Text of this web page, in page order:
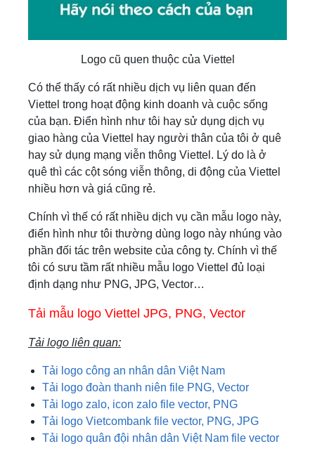
Logo cũ quen thuộc của Viettel
Có thể thấy có rất nhiều dịch vụ liên quan đến
Viettel trong hoạt động kinh doanh và cuộc sống
của bạn. Điển hình như tôi hay sử dụng dịch vụ
giao hàng của Viettel hay người thân của tôi ở quê
hay sử dụng mạng viễn thông Viettel. Lý do là ở
quê thì các cột sóng viễn thông, di động của Viettel
nhiều hơn và giá cũng rẻ.
Chính vì thế có rất nhiều dịch vụ cần mẫu logo này,
điển hình như tôi thường dùng logo này nhúng vào
phần đối tác trên website của công ty. Chính vì thế
tôi có sưu tầm rất nhiều mẫu logo Viettel đủ loại
định dạng như PNG, JPG, Vector…
Tải mẫu logo Viettel JPG, PNG, Vector
Tải logo liên quan:
Tải logo công an nhân dân Việt Nam
Tải logo đoàn thanh niên file PNG, Vector
Tải logo zalo, icon zalo file vector, PNG
Tải logo Vietcombank file vector, PNG, JPG
Tải logo quân đội nhân dân Việt Nam file vector